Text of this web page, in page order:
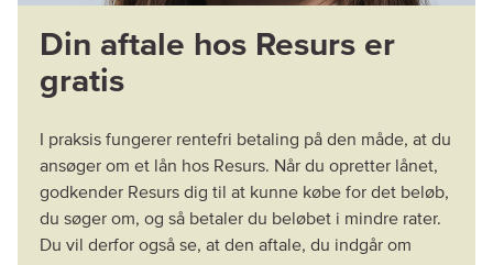
Din aftale hos Resurs er
gratis
I praksis fungerer rentefri betaling på den måde, at du
ansøger om et lån hos Resurs. Når du opretter lånet,
godkender Resurs dig til at kunne købe for det beløb,
du søger om, og så betaler du beløbet i mindre rater.
Du vil derfor også se, at den aftale, du indgår om